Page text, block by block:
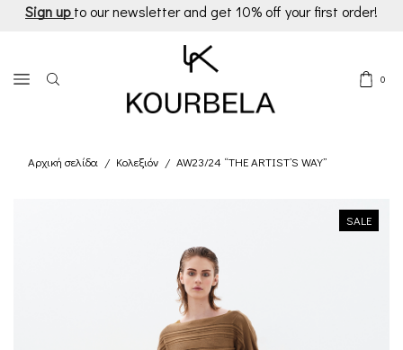
Sign up to our newsletter and get 10% off your first order!
0
Αρχική σελίδα / Κολεξιόν / AW23/24 “THE ARTIST’S WAY”
SALE